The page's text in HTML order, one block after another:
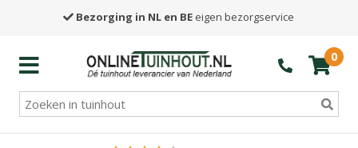
Bezorging in NL en BE eigen bezorgservice
0